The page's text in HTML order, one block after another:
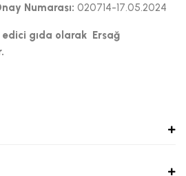
Numarası: 020714-17.05.2024
gıda olarak Ersağ